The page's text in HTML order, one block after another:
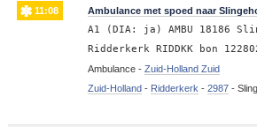
11:08 Ambulance met spoed naar
A1 (DIA: ja) AMBU 18186
Ridderkerk RIDDKK bon
Ambulance - Zuid-Holland Zuid
Zuid-Holland- Ridderkerk - 2987-